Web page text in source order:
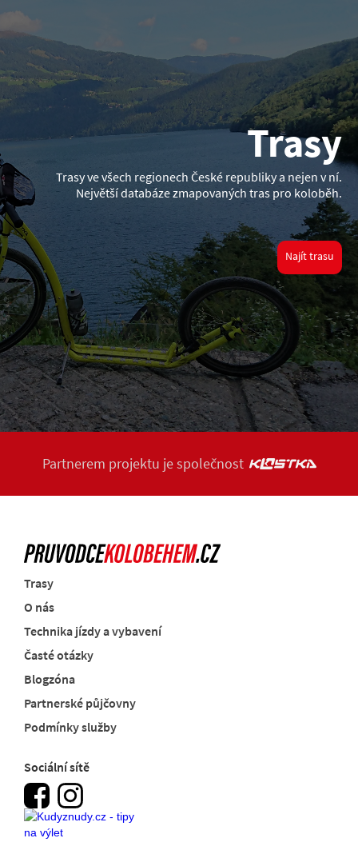
Trasy
Trasy ve všech regionech České republiky a nejen v ní.
Největší databáze zmapovaných tras pro koloběh.
Najít trasu
Partnerem projektu je společnost
Trasy
O nás
Technika jízdy a vybavení
Časté otázky
Blogzóna
Partnerské půjčovny
Podmínky služby
Sociální sítě